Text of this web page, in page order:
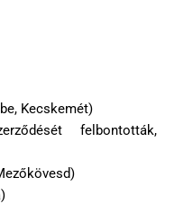
Kecskemét)
felbontották,